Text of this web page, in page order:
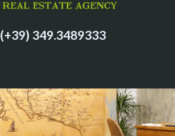
(+39) 349.3489333